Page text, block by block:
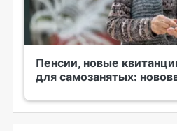
Пенсии, новые
для самозанятых: